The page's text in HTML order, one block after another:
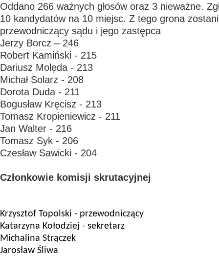
Oddano 266 ważnych głosów oraz 3 nieważne.
10 kandydatów na 10 miejsc. Z tego grona
przewodniczący sądu i jego zastępca
Jerzy Borcz – 246
Robert Kamiński - 215
Dariusz Molęda - 213
Michał Solarz - 208
Dorota Duda - 211
Bogusław Kręcisz - 213
Tomasz Kropieniewicz - 211
Jan Walter - 216
Tomasz Syk - 206
Czesław Sawicki - 204
Członkowie komisji skrutacyjnej
Krzysztof Topolski - przewodniczący
Katarzyna Kołodziej - sekretarz
Michalina Strączek
Jarosław Śliwa